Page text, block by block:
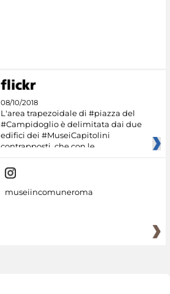
08/10/2018
L'area trapezoidale di #piazza del
#Campidoglio è delimitata dai due
edifici dei #MuseiCapitolini
contrapposti, che con le
museiincomuneroma